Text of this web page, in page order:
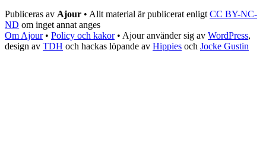
Publiceras av Ajour • Allt material är publicerat enligtCC BY-NC-
ND om inget annat anges
Om Ajour• Policy och kakor• Ajour använder sig av WordPress,
design av TDH och hackas löpande av Hippies och Jocke Gustin